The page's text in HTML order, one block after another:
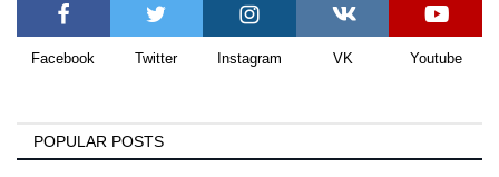
Facebook Twitter Instagram VK Youtube
POPULAR POSTS